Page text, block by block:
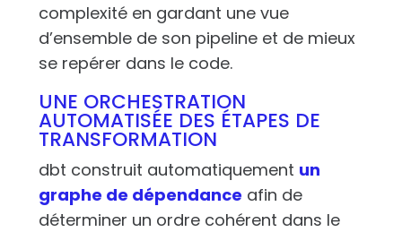
complexité en gardant une vue
d’ensemble de son pipeline et de mieux
se repérer dans le code.
UNE ORCHESTRATION
AUTOMATISÉE DES ÉTAPES DE
TRANSFORMATION
dbt construit automatiquement un
graphe de dépendance afin de
déterminer un ordre cohérent dans le